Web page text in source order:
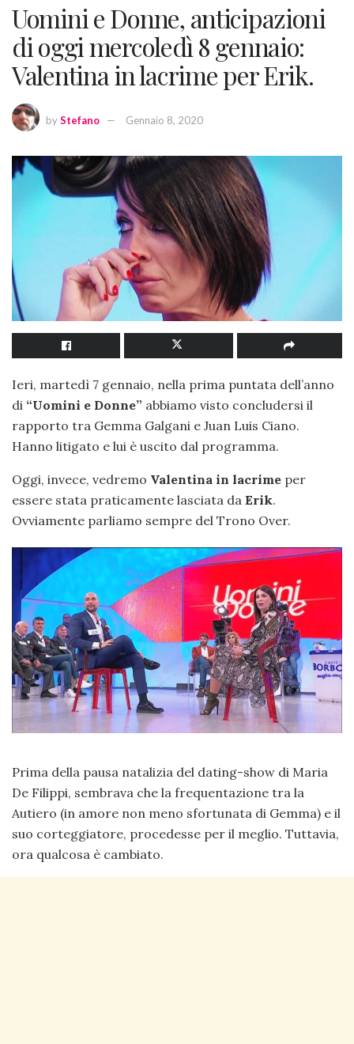
Uomini e Donne, anticipazioni
di oggi mercoledì 8 gennaio:
Valentina in lacrime per Erik.
byStefano Gennaio 8, 2020
Ieri, martedì 7 gennaio, nella prima puntata dell’anno
di “Uomini e Donne” abbiamo visto concludersi il
rapporto tra Gemma Galgani e Juan Luis Ciano.
Hanno litigato e lui è uscito dal programma.
Oggi, invece, vedremo Valentina in lacrime per
essere stata praticamente lasciata da Erik.
Ovviamente parliamo sempre del Trono Over.
Prima della pausa natalizia del dating-show di Maria
De Filippi, sembrava che la frequentazione tra la
Autiero (in amore non meno sfortunata di Gemma) e il
suo corteggiatore, procedesse per il meglio. Tuttavia,
ora qualcosa è cambiato.